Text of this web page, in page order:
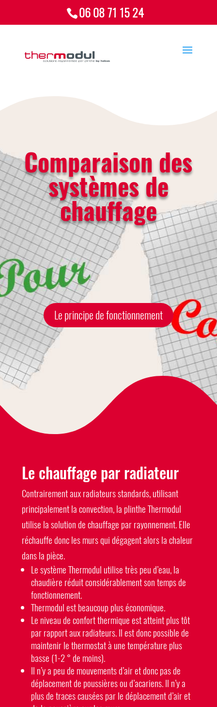
06 08 71 15 24
Comparaison des
systèmes de
chauffage
Le principe de fonctionnement
Le chauffage par radiateur
Contrairement aux radiateurs standards, utilisant
principalement la convection, la plinthe Thermodul
utilise la solution de chauffage par rayonnement. Elle
réchauffe donc les murs qui dégagent alors la chaleur
dans la pièce.
Le système Thermodul utilise très peu d’eau, la
chaudière réduit considérablement son temps de
fonctionnement.
Thermodul est beaucoup plus économique.
Le niveau de confort thermique est atteint plus tôt
par rapport aux radiateurs. Il est donc possible de
maintenir le thermostat à une température plus
basse (1-2 ° de moins).
Il n’y a peu de mouvements d’air et donc pas de
déplacement de poussières ou d’acariens. Il n’y a
plus de traces causées par le déplacement d’air et